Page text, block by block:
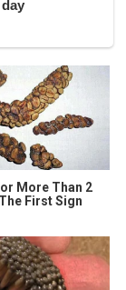
More Than 2
First Sign